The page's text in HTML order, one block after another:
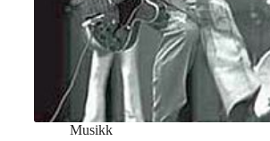
Musikk